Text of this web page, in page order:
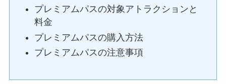
プレミアムパスの対象アトラクションと
料金
プレミアムパスの購入方法
プレミアムパスの注意事項